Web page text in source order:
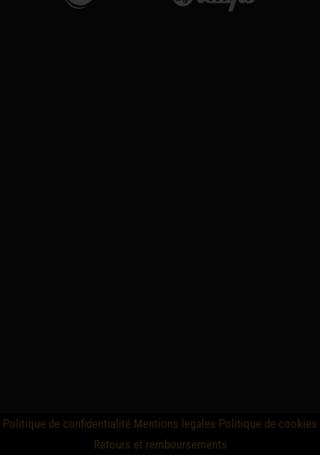
Politique de confidentialité Mentions legales Politique de cookies
Retours et remboursements